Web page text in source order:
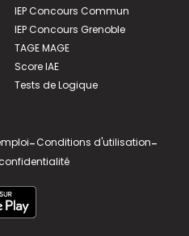
IEP Concours Commun
IEP Concours Grenoble
TAGE MAGE
Score IAE
Tests de Logique
-Conditions d'utilisation-